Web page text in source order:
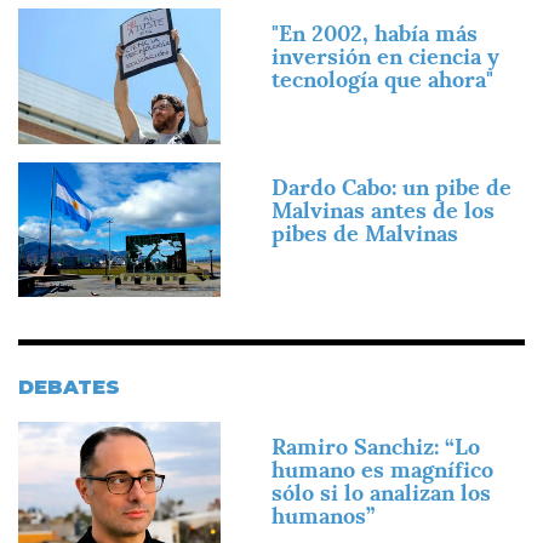
"En 2002, había más
inversión en ciencia y
tecnología que ahora"
Imagen
Dardo Cabo: un pibe de
Malvinas antes de los
pibes de Malvinas
DEBATES
Imagen
Ramiro Sanchiz: “Lo
humano es magnífico
sólo si lo analizan los
humanos”